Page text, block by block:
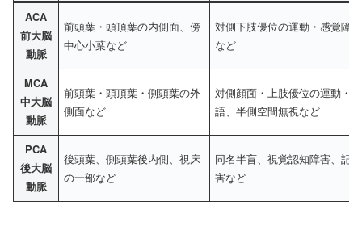
ACA
前大脳
動脈
前頭葉・頭頂葉の内側面、傍
中心小葉など
対側下肢優位の運動・感覚障
など
MCA
中大脳
動脈
前頭葉・頭頂葉・側頭葉の外
側面など
対側顔面・上肢優位の運動・
語、半側空間無視など
PCA
後大脳
動脈
後頭葉、側頭葉後内側、視床
の一部など
同名半盲、視覚認知障害、記
害など